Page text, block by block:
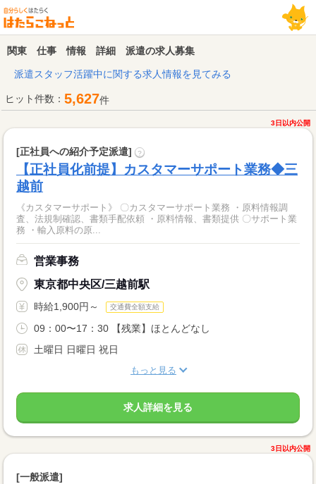
関東 仕事 情報 詳細 派遣の求人募集
派遣スタッフ活躍中に関する求人情報を見てみる
ヒット件数： 5,627件
3日以内公開
[正社員への紹介予定派遣] ?
【正社員化前提】カスタマーサポート業務◆三
越前
《カスタマーサポート》 〇カスタマーサポート業務 ・原料情報調
査、法規制確認、書類手配依頼 ・原料情報、書類提供 〇サポート業
務 ・輸入原料の原...
営業事務
東京都中央区/三越前駅
時給1,900円～ 交通費全額支給
09：00〜17：30 【残業】ほとんどなし
土曜日 日曜日 祝日
もっと見る
求人詳細を見る
3日以内公開
[一般派遣]